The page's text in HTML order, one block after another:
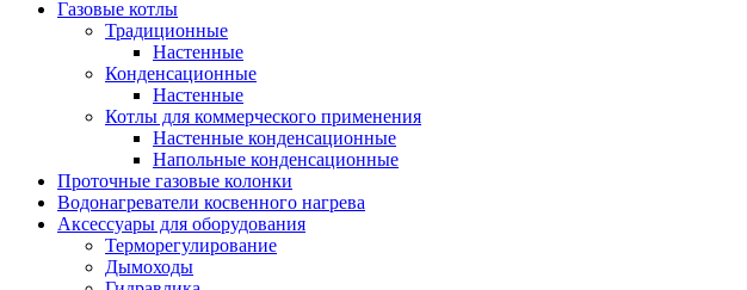
Газовые котлы
Традиционные
Настенные
Конденсационные
Настенные
Котлы для коммерческого применения
Настенные конденсационные
Напольные конденсационные
Проточные газовые колонки
Водонагреватели косвенного нагрева
Аксессуары для оборудования
Терморегулирование
Дымоходы